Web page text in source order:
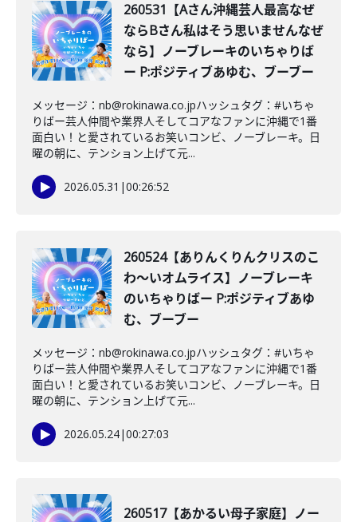
260531【Aさん沖縄芸人最高なぜ
ならBさん私はそう思いませんなぜ
なら】ノーブレーキのいちゃりば
ー P:ポジティブあゆむ、ブーブー
メッセージ：nb@rokinawa.co.jpハッシュタグ：#いちゃ
りばー芸人仲間や業界人そしてコアなファンに沖縄で1番
面白い！と愛されているお笑いコンビ、ノーブレーキ。日
曜の朝に、テンション上げて元...
2026.05.31 |00:26:52
260524【ありんくりんクリスのこ
わ〜いオムライス】ノーブレーキ
のいちゃりばー P:ポジティブあゆ
む、ブーブー
メッセージ：nb@rokinawa.co.jpハッシュタグ：#いちゃ
りばー芸人仲間や業界人そしてコアなファンに沖縄で1番
面白い！と愛されているお笑いコンビ、ノーブレーキ。日
曜の朝に、テンション上げて元...
2026.05.24|00:27:03
260517【あかるい母子家庭】ノー